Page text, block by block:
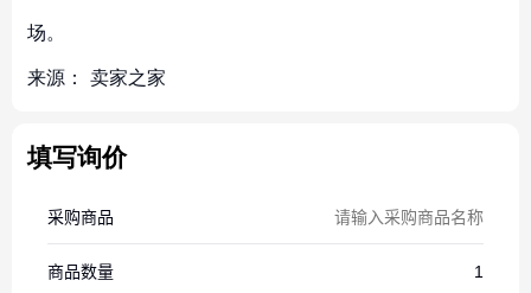
场。
来源： 卖家之家
填写询价